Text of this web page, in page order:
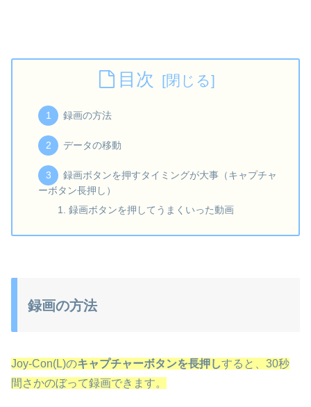
目次
録画の方法
データの移動
録画ボタンを押すタイミングが大事（キャプチャ
ーボタン長押し）
録画ボタンを押してうまくいった動画
録画の方法
Joy-Con(L)のキャプチャーボタンを長押しすると、30秒
間さかのぼって録画できます。